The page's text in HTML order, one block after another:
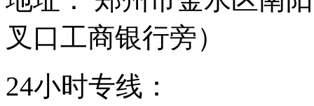
叉口工商银行旁）
24小时专线：